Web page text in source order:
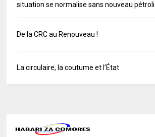
situation se normalise sans nouveau
De la CRC au Renouveau !
La circulaire, la coutume et l’État